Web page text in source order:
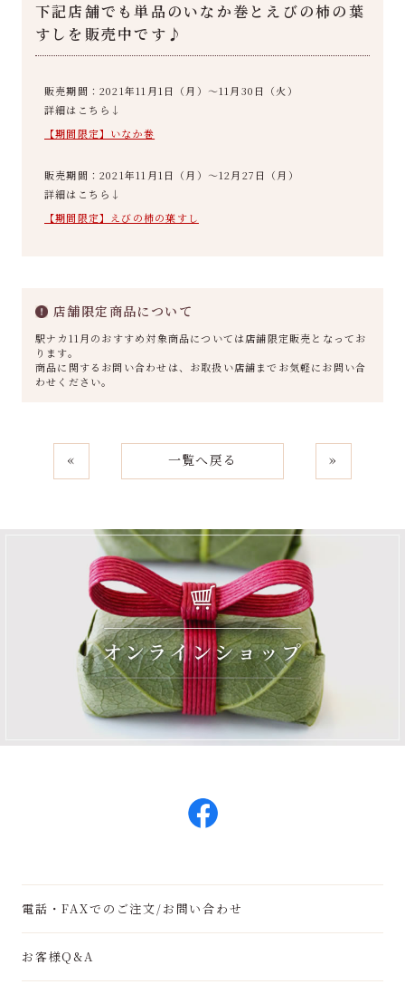
下記店舗でも単品のいなか巻とえびの柿の葉
すしを販売中です♪
販売期間：2021年11月1日（月）～11月30日（火）
詳細はこちら↓
【期間限定】いなか巻
販売期間：2021年11月1日（月）～12月27日（月）
詳細はこちら↓
【期間限定】えびの柿の葉すし
店舗限定商品について
駅ナカ11月のおすすめ対象商品については店舗限定販売となってお
ります。
商品に関するお問い合わせは、お取扱い店舗までお気軽にお問い合
わせください。
« 一覧へ戻る »
電話・FAXでのご注文/お問い合わせ
お客様Q&A